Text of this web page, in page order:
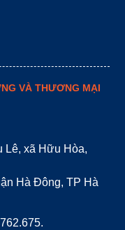
VÀ THƯƠNG MẠI
Lê, xã Hữu Hòa,
Hà Đông, TP Hà